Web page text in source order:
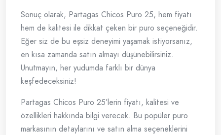
Sonuç olarak, Partagas Chicos Puro 25, hem fiyatı
hem de kalitesi ile dikkat çeken bir puro seçeneğidir.
Eğer siz de bu eşsiz deneyimi yaşamak istiyorsanız,
en kısa zamanda satın almayı düşünebilirsiniz.
Unutmayın, her yudumda farklı bir dünya
keşfedeceksiniz!
Partagas Chicos Puro 25’lerin fiyatı, kalitesi ve
özellikleri hakkında bilgi verecek. Bu popüler puro
markasının detaylarını ve satın alma seçeneklerini